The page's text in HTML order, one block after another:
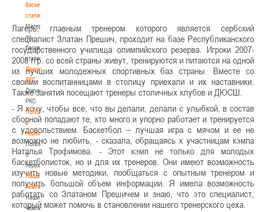
баскетбольной
статистике
Материалы
по
баскетбольной
статистике
Документы
РКС
Документы
РКС
Положение
о
переходах
Положение
о
переходах
Наши
чемпионы
Наши
чемпионы
Лагерь, главным тренером которого является сербский
специалист Златан Прешич, проходит на базе Республиканского
государственного училища олимпийского резерва. Игроки 2007-
2008 ггр. со всей страны живут, тренируются и питаются на одной
из лучших молодежных спортивных баз страны. Вместе со
своими воспитанницами в столицу приехали и их наставники.
Также занятия посещают тренеры столичных клубов и ДЮСШ.
- Я хочу, чтобы все, что вы делали, делали с улыбкой, в состав
сборной попадают те, кто много и упорно работает и тренируется
с удовольствием. Баскетбол – лучшая игра с мячом и ее не
возможно не любить, - сказала, обращаясь к участницам кэмпа
Наталья Трофимова. - Этот кэмп не только для молодых
баскетболисток, но и для их тренеров. Они имеют возможность
изучить новые методики, пообщаться с опытным тренером и
получить большой объем информации. Я имела возможность
работать со Златаном Прешичем и знаю, что это специалист,
который может помочь в становлении нашего тренерского цеха.